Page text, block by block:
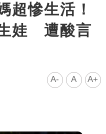
超慘生活！
娃 遭酸言
A- A A+